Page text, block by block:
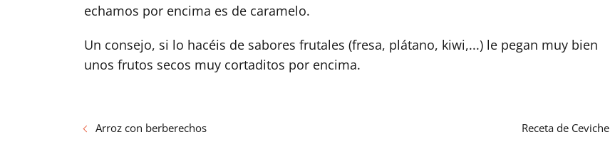
echamos por encima es de caramelo.
Un consejo, si lo hacéis de sabores frutales (fresa, plátano, kiwi,...) le pegan muy bien
unos frutos secos muy cortaditos por encima.
Arroz con berberechos Receta de Ceviche